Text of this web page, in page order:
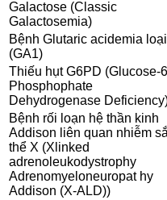
Galactose (Classic
Galactosemia)
Bệnh Glutaric acidemia loại I
(GA1)
Thiếu hụt G6PD (Glucose-6
Phosphophate
Dehydrogenase
Bệnh rối loạn hệ thần kinh
Addison liên quan nhiễm
thể X (Xlinked
adrenoleukodystrophy
Adrenomyeloneuropat hy
Addison (X-ALD))